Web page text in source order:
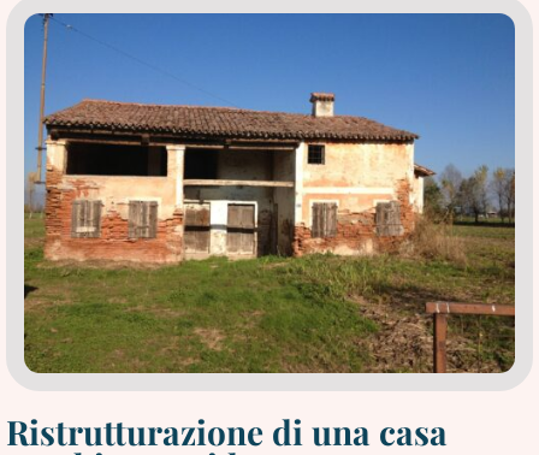
costosi
Ristrutturazione di una casa